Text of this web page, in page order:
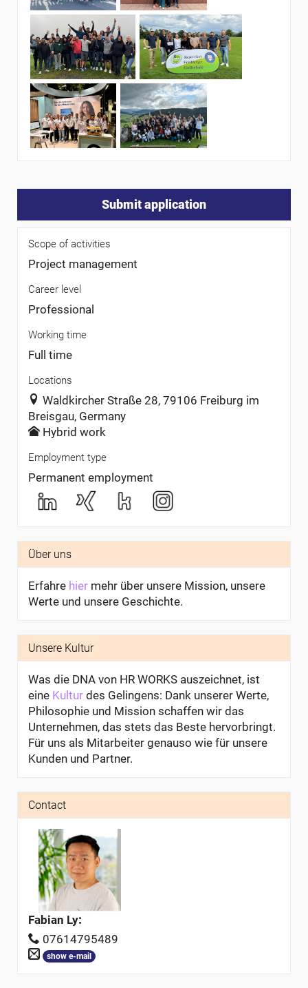
Submit application
Scope of activities
Project management
Career level
Professional
Working time
Full time
Locations
Waldkircher Straße 28, 79106 Freiburg im
Breisgau, Germany
Hybrid work
Employment type
Permanent employment
Über uns
Erfahre hier mehr über unsere Mission, unsere
Werte und unsere Geschichte.
Unsere Kultur
Was die DNA von HR WORKS auszeichnet, ist
eine Kultur des Gelingens: Dank unserer Werte,
Philosophie und Mission schaffen wir das
Unternehmen, das stets das Beste hervorbringt.
Für uns als Mitarbeiter genauso wie für unsere
Kunden und Partner.
Contact
Fabian Ly:
07614795489
show e-mail